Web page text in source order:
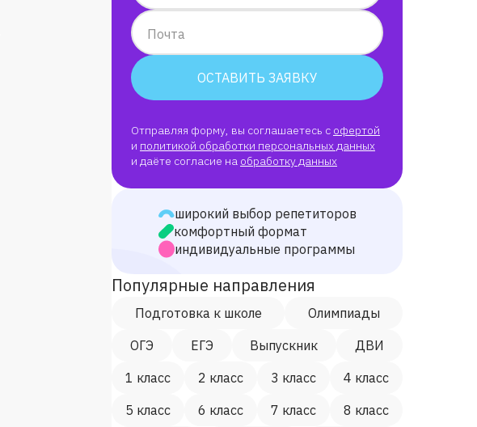
Почта
ОСТАВИТЬ ЗАЯВКУ
Отправляя форму, вы соглашаетесь с офертой
и политикой обработки персональных данных
и даёте согласие на обработку данных
широкий выбор репетиторов
комфортный формат
индивидуальные программы
Популярные направления
Подготовка к школе
Олимпиады
ОГЭ
ЕГЭ Выпускник
ДВИ
1 класс
2 класс 3 класс
4 класс
5 класс
6 класс 7 класс
8 класс